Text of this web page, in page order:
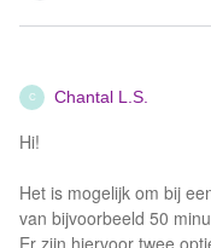
C Chantal L.S.
Hi!
Het is mogelijk om bij
van bijvoorbeeld 50
Er zijn hiervoor twee